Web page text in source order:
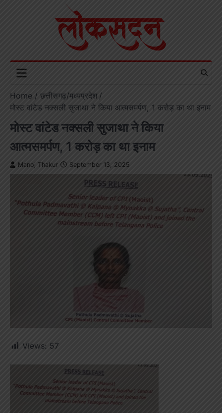
Home
छत्तीसगढ़/मध्यप्रदेश
मोस्ट वांटेड नक्सली सुजाथा ने किया आत्मसमर्पण, 1 करोड़ का था इनाम
मोस्ट वांटेड नक्सली सुजाथा ने किया
आत्मसमर्पण, 1 करोड़ का था इनाम
Manoj Thakur September 13, 2025
Views: 57